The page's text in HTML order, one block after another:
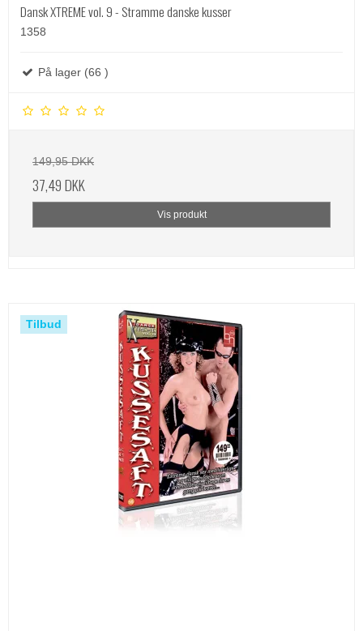
Dansk XTREME vol. 9 - Stramme danske kusser
1358
På lager (66 )
149,95 DKK
37,49 DKK
Vis produkt
Tilbud